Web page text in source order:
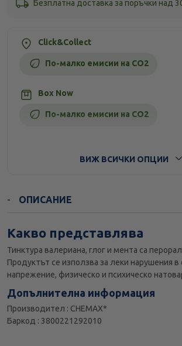
Безплатна доставка за поръчки над
Click&Collect
По-малко емисии на CO2
Box Now
По-малко емисии на CO2
ВИЖ ВСИЧКИ ОПЦИИ
ОПИСАНИЕ
Какво представлява
Тинктура валериана, глог и мента са
Продуктът се използва за леки нарушения в
напрежение, физическо и психическо
Допълнителна информация
Производител : CHEMAX*
Баркод : 3800221292010